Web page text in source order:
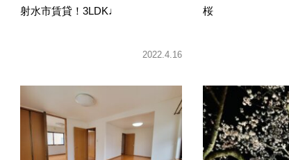
射水市賃貸！3LDK♩
2022.4.16
桜